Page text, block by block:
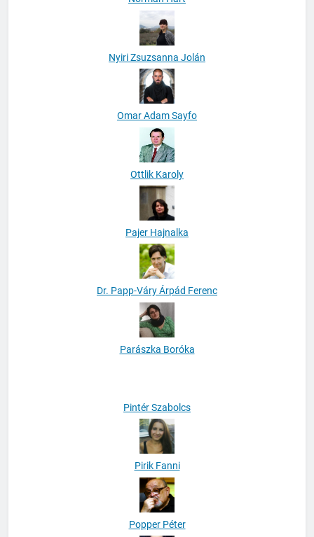
Norman Hart
Nyiri Zsuzsanna Jolán
Omar Adam Sayfo
Ottlik Karoly
Pajer Hajnalka
Dr. Papp-Váry Árpád Ferenc
Pintér Szabolcs
Pirik Fanni